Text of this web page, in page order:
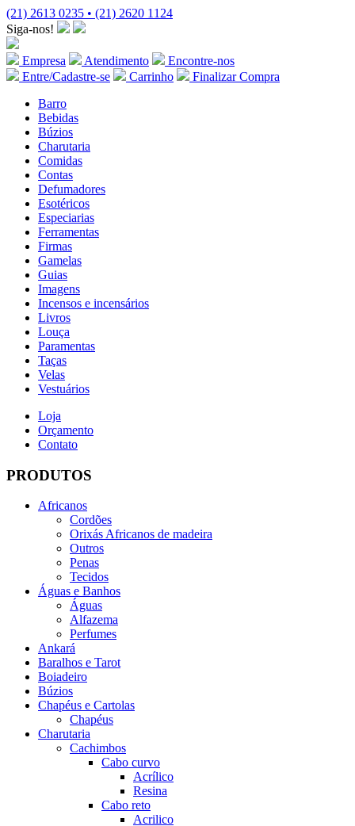
(21) 2613 0235 • (21) 2620 1124
Siga-nos!
Empresa Atendimento
Encontre-nos
Entre/Cadastre-se
Carrinho
Finalizar Compra
Barro
Bebidas
Búzios
Charutaria
Comidas
Contas
Defumadores
Esotéricos
Especiarias
Ferramentas
Firmas
Gamelas
Guias
Imagens
Incensos e incensários
Livros
Louça
Paramentas
Taças
Velas
Vestuários
Loja
Orçamento
Contato
PRODUTOS
Africanos
Cordões
Orixás Africanos de madeira
Outros
Penas
Tecidos
Águas e Banhos
Águas
Alfazema
Perfumes
Ankará
Baralhos e Tarot
Boiadeiro
Búzios
Chapéus e Cartolas
Chapéus
Charutaria
Cachimbos
Cabo curvo
Acrílico
Resina
Cabo reto
Acrilico